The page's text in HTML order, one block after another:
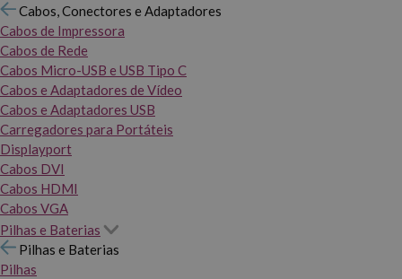
Cabos, Conectores e Adaptadores
Cabos de Impressora
Cabos de Rede
Cabos Micro-USB e USB Tipo C
Cabos e Adaptadores de Vídeo
Cabos e Adaptadores USB
Carregadores para Portáteis
Displayport
Cabos DVI
Cabos HDMI
Cabos VGA
Pilhas e Baterias
Pilhas e Baterias
Pilhas